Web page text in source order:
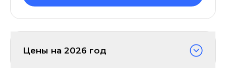
Цены на 2026 год